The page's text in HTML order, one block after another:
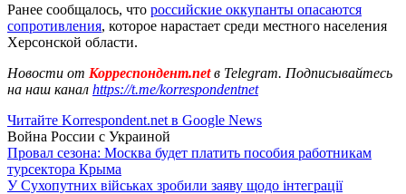
Ранее сообщалось, что российские оккупанты опасаются
сопротивления, которое нарастает среди местного населения
Херсонской области.
Новости от Корреспондент.netв Telegram. Подписывайтесь
на наш канал https://t.me/korrespondentnet
Читайте Korrespondent.net в Google News
Война России с Украиной
Провал сезона: Москва будет платить пособия работникам
турсектора Крыма
У Сухопутних військах зробили заяву щодо інтеграції